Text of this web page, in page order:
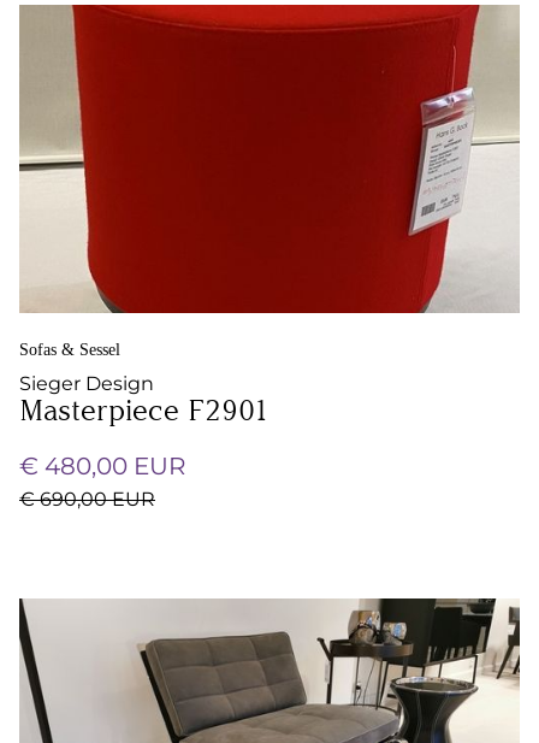
Sofas & Sessel
Sieger Design
Masterpiece F2901
€ 480,00 EUR
€ 690,00 EUR